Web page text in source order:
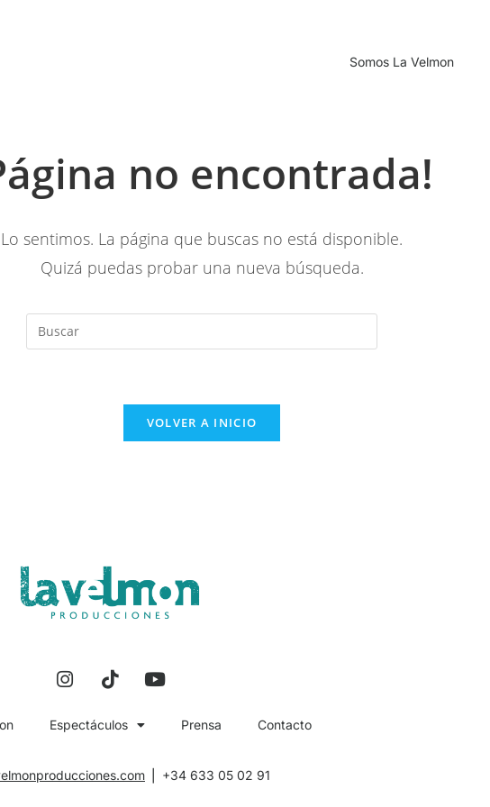
Somos La Velmon
no encontrada!
Lo sentimos. La página que buscas no está disponible.
Quizá puedas probar una nueva búsqueda.
VOLVER A INICIO
Espectáculos Prensa Contacto
⎪ +34 633 05 02 91